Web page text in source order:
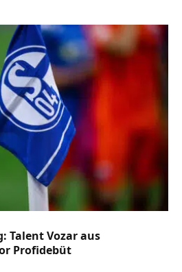
Talent Vozar aus
Profidebüt